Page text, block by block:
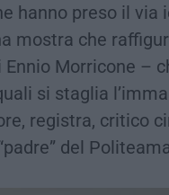
hanno preso il
mostra che
Morricone –
si staglia
registra, critico
del